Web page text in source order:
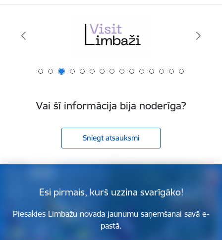
Vai šī informācija bija noderīga?
Sniegt atsauksmi
Esi pirmais, kurš uzzina svarīgāko!
Piesakies Limbažu novada jaunumu saņemšanai savā e-
pastā.